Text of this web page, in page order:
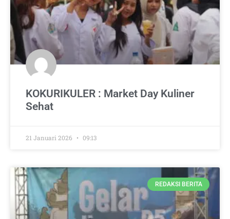
KOKURIKULER : Market Day Kuliner
Sehat
21 Januari 2026 09:13
REDAKSI BERITA